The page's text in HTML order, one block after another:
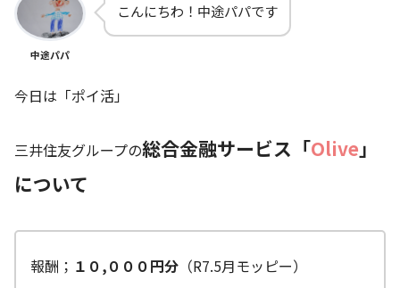
中途パパ
こんにちわ！中途パパです
今日は「ポイ活」
三井住友グループの総合金融サービス「Olive」
について
報酬； １０,０００円分 （R7.5月モッピー）